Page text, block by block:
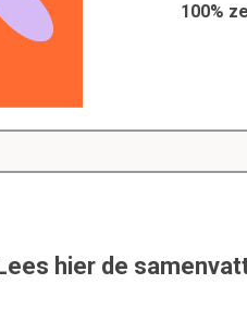
100%
hier de